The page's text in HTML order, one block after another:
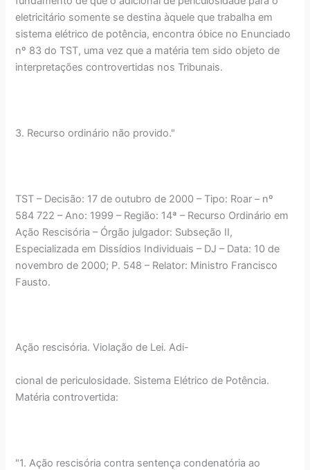
eletricitário somente se destina àquele que trabalha em
sistema elétrico de potência, encontra óbice no Enunciado
nº 83 do TST, uma vez que a matéria tem sido objeto de
interpretações controvertidas nos Tribunais.
3. Recurso ordinário não provido."
TST – Decisão: 17 de outubro de 2000 – Tipo: Roar – nº
584 722 – Ano: 1999 – Região: 14ª – Recurso Ordinário em
Ação Rescisória – Órgão julgador: Subseção II,
Especializada em Dissídios Individuais – DJ – Data: 10 de
novembro de 2000; P. 548 – Relator: Ministro Francisco
Fausto.
Ação rescisória. Violação de Lei. Adi-
cional de periculosidade. Sistema Elétrico de Potência.
Matéria controvertida:
"1. Ação rescisória contra sentença condenatória ao